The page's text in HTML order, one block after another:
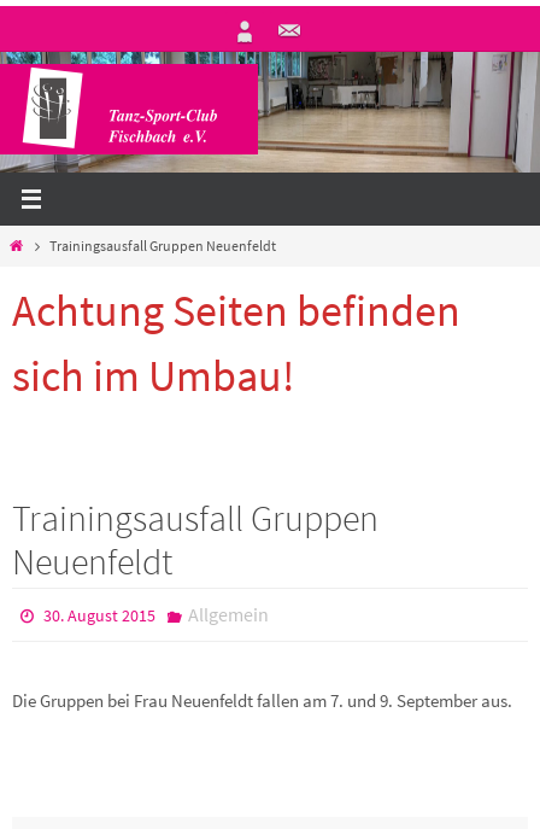
springen
StartTrainingsausfall Gruppen Neuenfeldt
Achtung Seiten befinden
sich im Umbau!
Trainingsausfall Gruppen
Neuenfeldt
30. August 2015 Allgemein
Die Gruppen bei Frau Neuenfeldt fallen am 7. und 9. September aus.